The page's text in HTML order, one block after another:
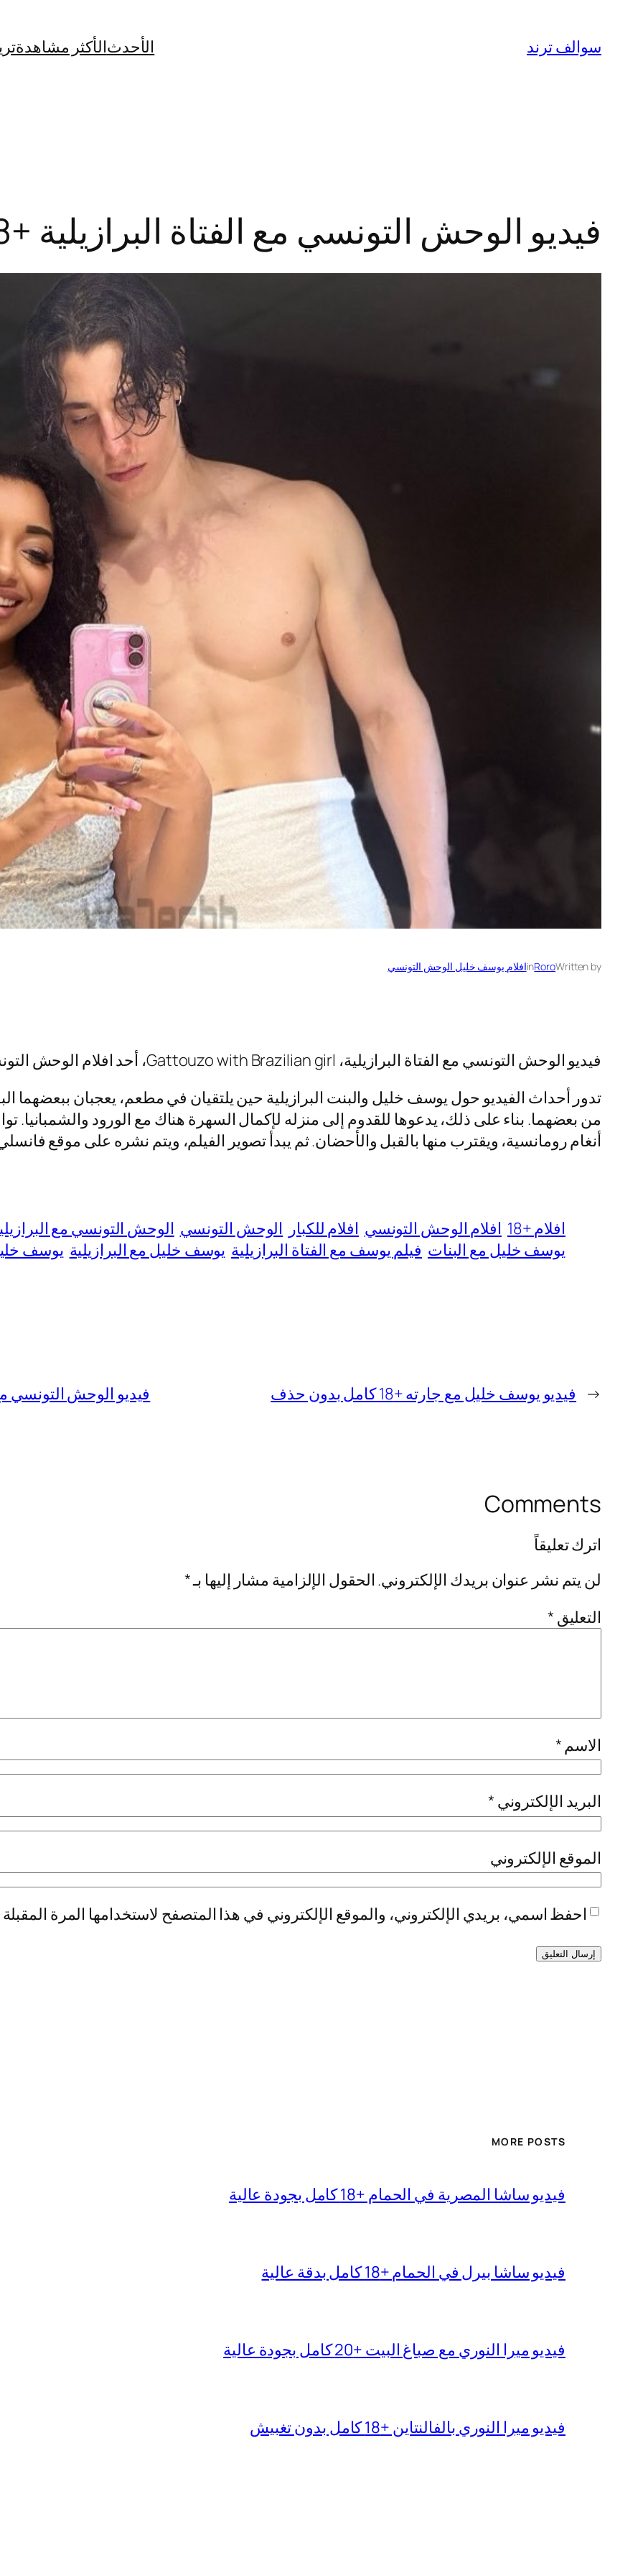
المحتوى
سوالف ترند الأحدثالأكثر مشاهدة
فيديو الوحش التونسي مع الفتاة البرازيلية +18 كامل بدون حذف
Written by
Roro
inافلام يوسف خليل الوحش التونسي
فيديو الوحش التونسي مع الفتاة البرازيلية، Gattouzo with Brazilian girl، أحد افلام الوحش التونسي فانسلي الشهيرة والمثيرة.
تدور أحداث الفيديو حول يوسف خليل والبنت البرازيلية حين يلتقيان في مطعم، يعجبان ببعضهما
من بعضهما. بناء على ذلك، يدعوها للقدوم إلى منزله لإكمال السهرة هناك مع الورود والشمبانيا.
أنغام رومانسية، ويقترب منها بالقبل والأحضان. ثم يبدأ تصوير الفيلم، ويتم نشره على موقع
افلام +18 افلام الوحش التونسي افلام للكبار الوحش التونسي الوحش التونسي مع
يوسف خليل مع البنات فيلم يوسف مع الفتاة البرازيلية يوسف خليل مع البرازيلية يوسف
← فيديو يوسف خليل مع جارته +18 كامل بدون حذف فيديو الوحش التونسي مع جارته
Comments
اترك تعليقاً
لن يتم نشر عنوان بريدك الإلكتروني. الحقول الإلزامية مشار إليها بـ*
التعليق *
الاسم *
البريد الإلكتروني *
الموقع الإلكتروني
احفظ اسمي، بريدي الإلكتروني، والموقع الإلكتروني في هذا المتصفح لاستخدامها المرة
MORE POSTS
فيديو ساشا المصرية في الحمام +18 كامل بجودة عالية
فيديو ساشا بيرل في الحمام +18 كامل بدقة عالية
فيديو ميرا النوري مع صباغ البيت +20 كامل بجودة عالية
فيديو ميرا النوري بالفالنتاين +18 كامل بدون تغبيش